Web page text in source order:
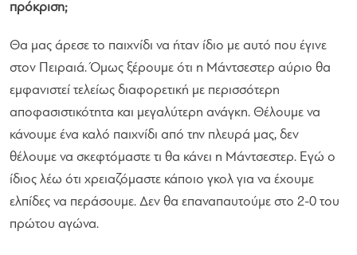
πρόκριση;
Θα μας άρεσε το παιχνίδι να ήταν ίδιο με αυτό που έγινε
στον Πειραιά. Όμως ξέρουμε ότι η Μάντσεστερ αύριο θα
εμφανιστεί τελείως διαφορετική με περισσότερη
αποφασιστικότητα και μεγαλύτερη ανάγκη. Θέλουμε να
κάνουμε ένα καλό παιχνίδι από την πλευρά μας, δεν
θέλουμε να σκεφτόμαστε τι θα κάνει η Μάντσεστερ. Εγώ ο
ίδιος λέω ότι χρειαζόμαστε κάποιο γκολ για να έχουμε
ελπίδες να περάσουμε. Δεν θα επαναπαυτούμε στο 2-0 του
πρώτου αγώνα.